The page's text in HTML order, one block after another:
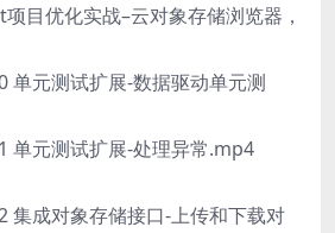
目优化实战–云对象存储浏览器，
元测试扩展-数据驱动单元测
单元测试扩展-处理异常.mp4
成对象存储接口-上传和下载对